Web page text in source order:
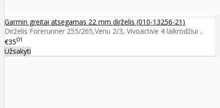
Garmin greitai atsegamas 22 mm dirželis (010-13256-21)
Dirželis Forerunner 255/265,Venu 2/3, Vivoactive 4 laikrodžiui ..
€3501
Užsakyti